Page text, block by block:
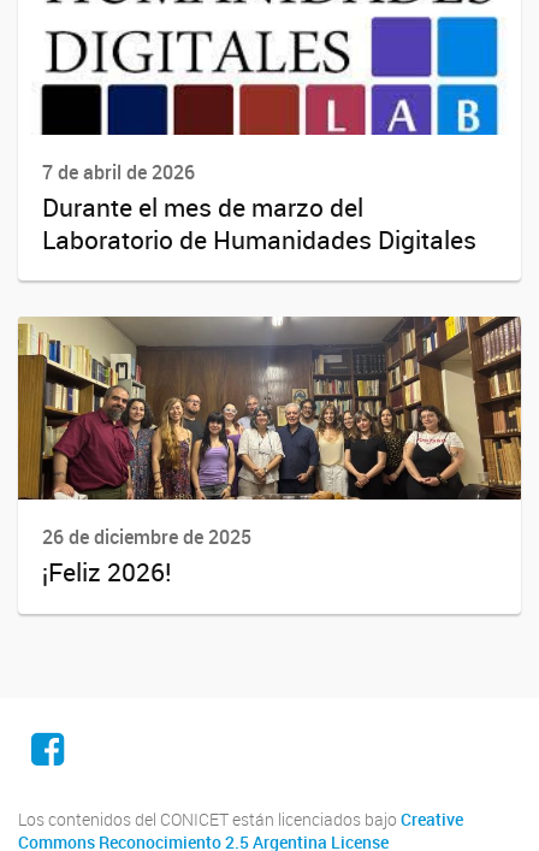
7 de abril de 2026
Durante el mes de marzo del
Laboratorio de Humanidades Digitales
26 de diciembre de 2025
¡Feliz 2026!
Facebook
Los contenidos del CONICET están licenciados bajo Creative
Commons Reconocimiento 2.5 Argentina License